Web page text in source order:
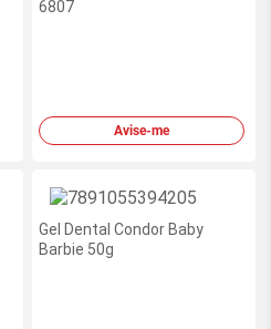
6807
Avise-me
Gel Dental Condor Baby
Barbie 50g